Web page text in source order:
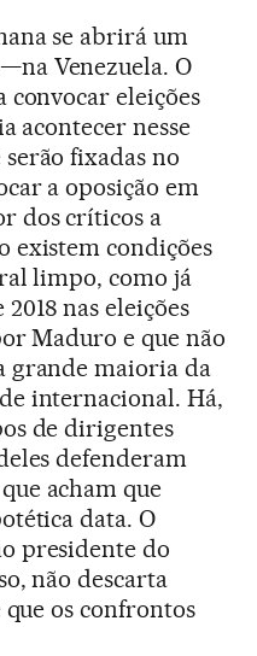
se abrirá um
Venezuela. O
convocar eleições
acontecer nesse
fixadas no
a oposição em
dos críticos a
existem condições
limpo, como já
nas eleições
Maduro e que não
grande maioria da
internacional. Há,
de dirigentes
defenderam
acham que
data. O
presidente do
não descarta
os confrontos